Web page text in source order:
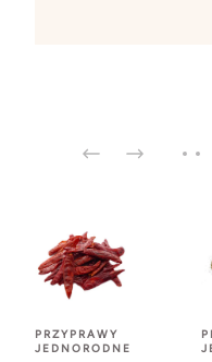
PRZYPRAWY
JEDNORODNE